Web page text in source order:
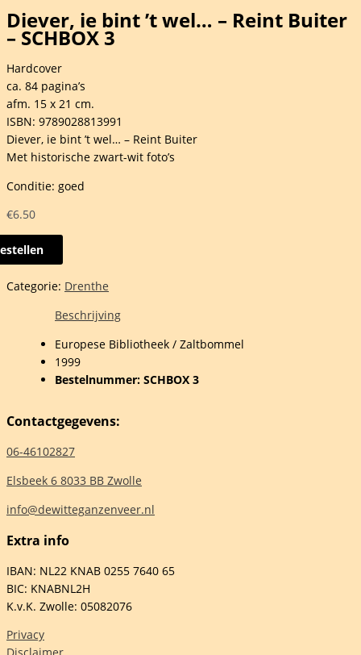
Diever, ie bint ’t wel… – Reint Buiter
– SCHBOX 3
Hardcover
ca. 84 pagina’s
afm. 15 x 21 cm.
ISBN: 9789028813991
Diever, ie bint ’t wel… – Reint Buiter
Met historische zwart-wit foto’s
Conditie: goed
€6.50
Categorie: Drenthe
Beschrijving
Europese Bibliotheek / Zaltbommel
1999
Bestelnummer: SCHBOX 3
Contactgegevens:
06-46102827
Elsbeek 6 8033 BB Zwolle
info@dewitteganzenveer.nl
Extra info
IBAN: NL22 KNAB 0255 7640 65
BIC: KNABNL2H
K.v.K. Zwolle: 05082076
Privacy